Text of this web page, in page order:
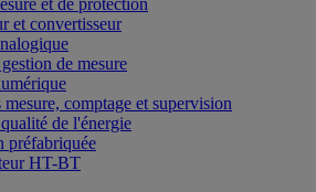
et de protection
et convertisseur
de mesure
mesure, comptage et supervision
de l'énergie
préfabriquée
HT-BT